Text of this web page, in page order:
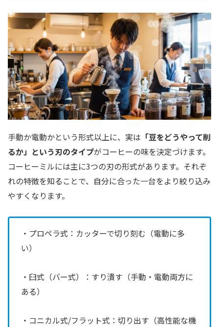
手動か電動かという形式以上に、実は 「豆をどうやって削
るか」という刃のタイプがコーヒーの味を決定づけます。
コーヒーミルには主に3つの刃の形式があります。それぞ
れの特徴を知ることで、自分に合った一台をより絞り込み
やすくなります。
・プロペラ式：カッターで切り刻む（電動に多
い）
・臼式（バー式）：すり潰す（手動・電動両方に
ある）
・コニカル式/フラット式：切り出す（高性能な機